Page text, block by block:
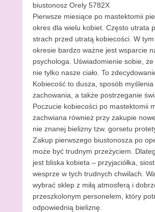
biustonosz Orely 5782X
Pierwsze miesiące po mastektomii
okres dla wielu kobiet. Często utrata
strach przed utratą kobiecości. W
okresie bardzo ważne jest wsparcie
psychologa. Uświadomienie sobie,
nie tylko nasze ciało. To
Kobiecość to dusza, sposób myślenia
zachowania, a także postrzeganie
Poczucie kobiecości po mastektomii
zachwiana również przy zakupie
nie znanej bielizny tzw. gorsetu
Zakup pierwszego biustonosza po
może być trudnym przeżyciem.
jest bliska kobieta – przyjaciółka,
wesprze w tych trudnych chwilach.
wybrać sklep z miłą atmosferą i
przeszkolonym personelem, który
odpowiednią bieliznę.